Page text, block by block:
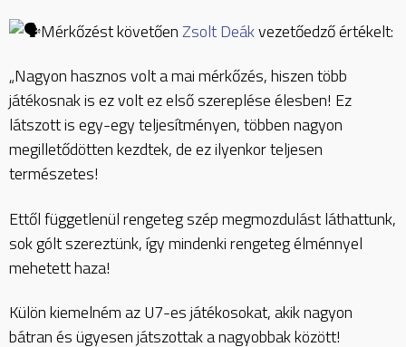
Mérkőzést követőenZsolt Deákvezetőedző értékelt:
„Nagyon hasznos volt a mai mérkőzés, hiszen több
játékosnak is ez volt ez első szereplése élesben! Ez
látszott is egy-egy teljesítményen, többen nagyon
megilletődötten kezdtek, de ez ilyenkor teljesen
természetes!
Ettől függetlenül rengeteg szép megmozdulást láthattunk,
sok gólt szereztünk, így mindenki rengeteg élménnyel
mehetett haza!
Külön kiemelném az U7-es játékosokat, akik nagyon
bátran és ügyesen játszottak a nagyobbak között!